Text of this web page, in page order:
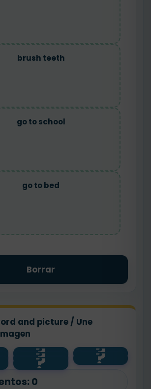
brush teeth
go to school
go to bed
Borrar
and picture / Une
?
wake up ?
go to bed
? ?
go to
school
?
0